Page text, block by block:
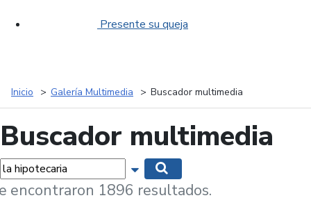
Presente su queja
Inicio Galería Multimedia Buscador multimedia
Buscador multimedia
Mostrar opciones de búsqueda
encontraron 1896 resultados.